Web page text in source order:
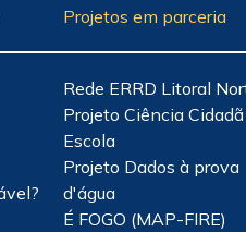
Projetos em parceria
Rede ERRD Litoral
Projeto Ciência
Escola
Projeto Dados à prova
d'água
É FOGO (MAP-FIRE)